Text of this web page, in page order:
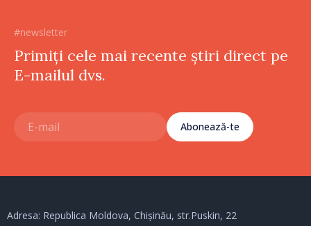
#newsletter
Primiți cele mai recente știri direct pe
E-mailul dvs.
Abonează-te
Adresa: Republica Moldova, Chișinău, str.Puskin, 22